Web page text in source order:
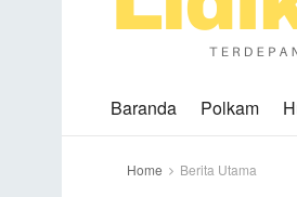
Baranda Polkam
Home Berita Utama